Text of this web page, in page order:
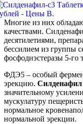
Многие из них
качествами.
десятилетиями,
бессилием из группы
фосфодиэстеразы 5-
ФДЭ5 – особый
эрекцию. Силденафил
значительному
мускулатуру
нормальное
нормальной эрекции.